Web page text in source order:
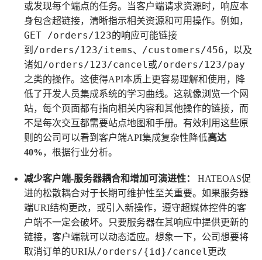
或发现每个端点的任务。当客户端请求资源时，响应本
身包含超链接，清晰指示相关资源和可用操作。例如，
GET /orders/123的响应可能链接
到 /orders/123/items、 /customers/456，以及
诸如 /orders/123/cancel 或/orders/123/pay
之类的操作。这使得API本质上更容易理解和使用，降
低了开发人员集成系统的学习曲线。这就像浏览一个网
站，每个页面都有指向相关内容和其他操作的链接，而
不是每次交互都需要站点地图和手册。有效利用这些原
则的公司可以看到客户端API集成复杂性降低高达
40%，根据行业分析。
减少客户端-服务器耦合和增加可演进性：
HATEOAS促
进的松散耦合对于长期可维护性至关重要。如果服务器
端URI结构更改，或引入新操作，遵守超媒体控件的客
户端不一定会破坏。只要服务器在其响应中提供更新的
链接，客户端就可以动态适应。想象一下，公司想要将
取消订单的URI从 /orders/{id}/cancel 更改